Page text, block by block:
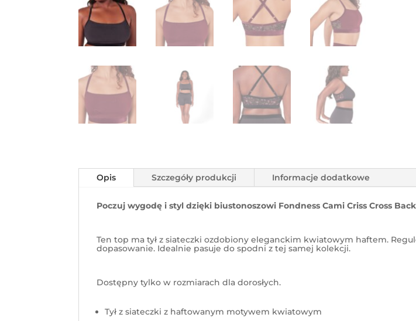
Opis Szczegóły produkcji Informacje dodatkowe
Poczuj wygodę i styl dzięki biustonoszowi Fondness Cami Criss Cross
Ten top ma tył z siateczki ozdobiony eleganckim kwiatowym haftem.
dopasowanie. Idealnie pasuje do spodni z tej samej kolekcji.
Dostępny tylko w rozmiarach dla dorosłych.
Tył z siateczki z haftowanym motywem kwiatowym